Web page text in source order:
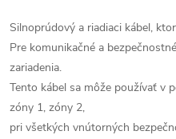
Silnoprúdový a riadiaci kábel,
Pre komunikačné a
zariadenia.
Tento kábel sa môže používať v
zóny 1, zóny 2,
pri všetkých vnútorných